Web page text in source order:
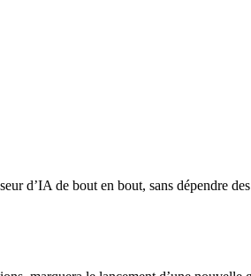
d’IA de bout en bout, sans dépendre